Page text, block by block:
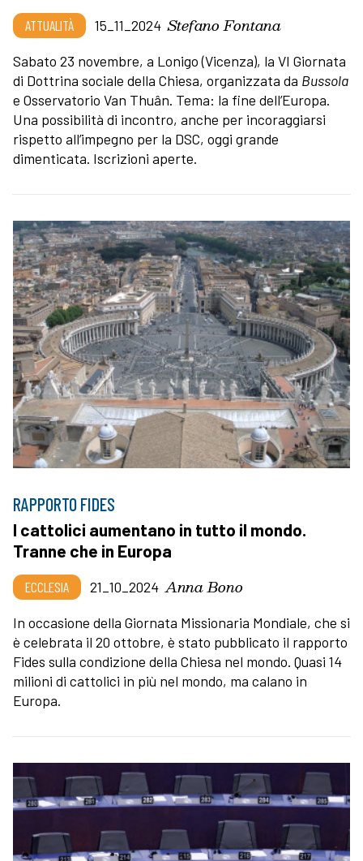
ATTUALITÀ 15_11_2024 Stefano Fontana
Sabato 23 novembre, a Lonigo (Vicenza), la VI Giornata
di Dottrina sociale della Chiesa, organizzata da Bussola
e Osservatorio Van Thuân. Tema: la fine dell’Europa.
Una possibilità di incontro, anche per incoraggiarsi
rispetto all’impegno per la DSC, oggi grande
dimenticata. Iscrizioni aperte.
RAPPORTO FIDES
I cattolici aumentano in tutto il mondo.
Tranne che in Europa
ECCLESIA 21_10_2024 Anna Bono
In occasione della Giornata Missionaria Mondiale, che si
è celebrata il 20 ottobre, è stato pubblicato il rapporto
Fides sulla condizione della Chiesa nel mondo. Quasi 14
milioni di cattolici in più nel mondo, ma calano in
Europa.